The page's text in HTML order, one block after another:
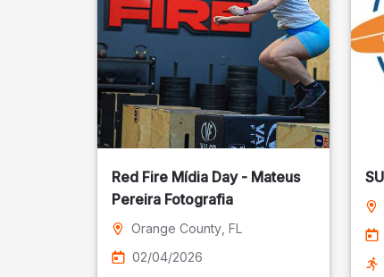
Red Fire Mídia Day - Mateus
Pereira Fotografia
Orange County , FL
02/04/2026